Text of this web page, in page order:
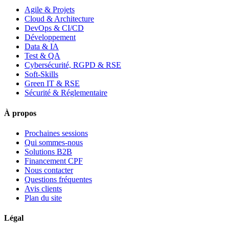
Agile & Projets
Cloud & Architecture
DevOps & CI/CD
Développement
Data & IA
Test & QA
Cybersécurité, RGPD & RSE
Soft-Skills
Green IT & RSE
Sécurité & Réglementaire
À propos
Prochaines sessions
Qui sommes-nous
Solutions B2B
Financement CPF
Nous contacter
Questions fréquentes
Avis clients
Plan du site
Légal